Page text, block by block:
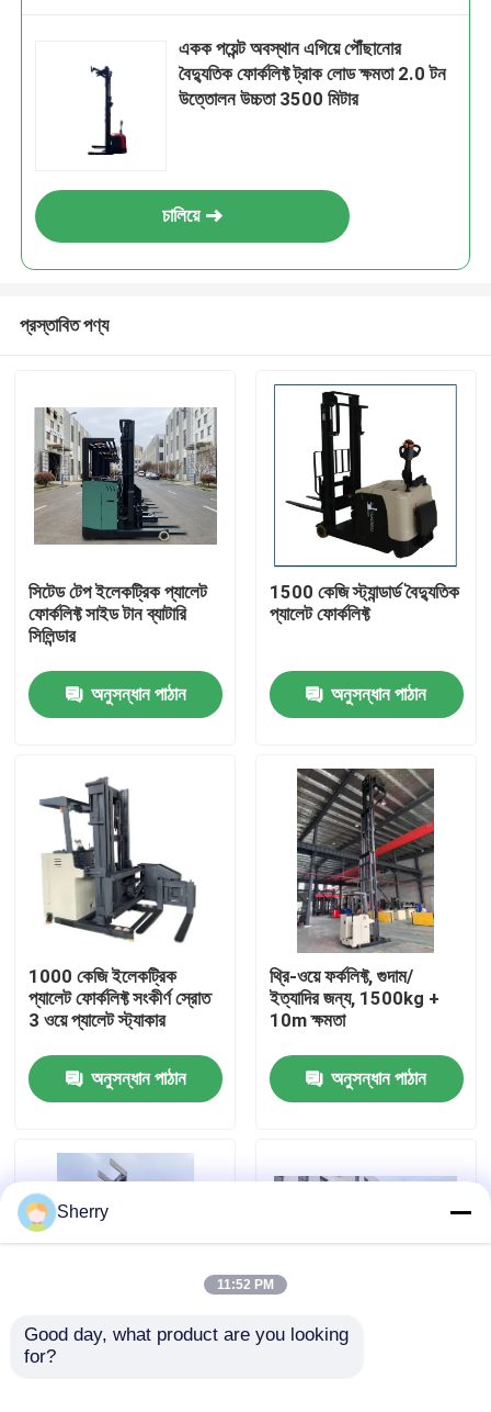
পণ্য
ভিডিও
আমাদের সম্পর্কে
কারখানা ভ্রমণ
যোগাযোগ করুন
ব্লগ
একক পয়েন্ট অবস্থান এগিয়ে পৌঁছানোর
বৈদ্যুতিক ফোর্কলিফ্ট ট্রাক লোড ক্ষমতা 2.0 টন
উত্তোলন উচ্চতা 3500 মিটার
চালিয়ে
প্রস্তাবিত পণ্য
সিটেড টেপ ইলেকট্রিক প্যালেট
ফোর্কলিফ্ট সাইড টান ব্যাটারি
সিলিন্ডার
অনুসন্ধান পাঠান
1500 কেজি স্ট্যান্ডার্ড বৈদ্যুতিক
প্যালেট ফোর্কলিফ্ট
অনুসন্ধান পাঠান
1000 কেজি ইলেকট্রিক
প্যালেট ফোর্কলিফ্ট সংকীর্ণ স্রোত
3 ওয়ে প্যালেট স্ট্যাকার
অনুসন্ধান পাঠান
থ্রি-ওয়ে ফর্কলিফ্ট, গুদাম/
ইত্যাদির জন্য, 1500kg +
10m ক্ষমতা
অনুসন্ধান পাঠান
Electric Forklift
Sherry
11:52 PM
Good day, what product are you looking
for?